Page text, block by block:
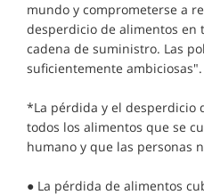
mundo y comprometerse a
desperdicio de alimentos en
cadena de suministro. Las
suficientemente ambiciosas".
*La pérdida y el desperdicio
todos los alimentos que se
humano y que las personas
● La pérdida de alimentos